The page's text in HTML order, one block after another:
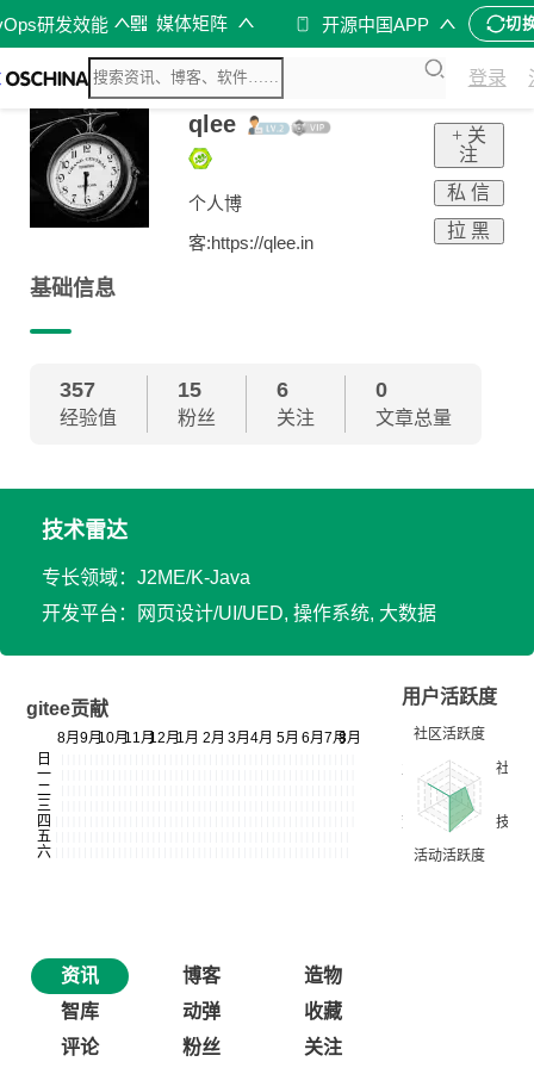
研发效能 媒体矩阵 开源中国APP 切
登录
qlee
个人博
客:https://qlee.in
+ 关
注
私 信
拉 黑
基础信息
357
经验值
15
粉丝
6
关注
0
文章总量
技术雷达
专长领域：J2ME/K-Java
开发平台：网页设计/UI/UED, 操作系统, 大数据
gitee贡献
用户活跃度
资讯 博客
造物
智库
动弹
收藏
评论
粉丝 关注